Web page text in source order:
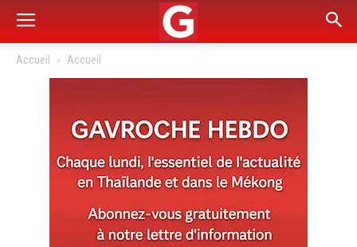
Accueil Accueil